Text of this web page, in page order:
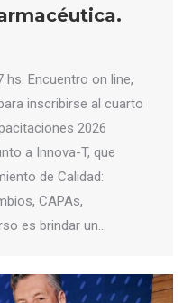
hs. Encuentro on line,
inscribirse al cuarto
2026
a Innova-T, que
de Calidad:
CAPAs,
es brindar un…